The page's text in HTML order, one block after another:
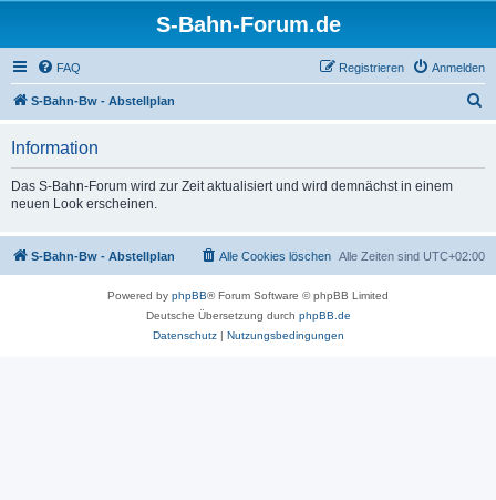
S-Bahn-Forum.de
FAQ Anmelden
Registrieren
S-Bahn-Bw - Abstellplan
Information
Das S-Bahn-Forum wird zur Zeit aktualisiert und wird demnächst in einem
neuen Look erscheinen.
S-Bahn-Bw - Abstellplan Alle Zeiten sind UTC+02:00
Alle Cookies löschen
Powered by phpBB® Forum Software © phpBB Limited
Deutsche Übersetzung durch phpBB.de
Datenschutz| Nutzungsbedingungen